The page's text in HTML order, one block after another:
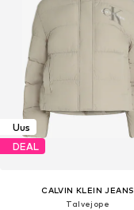
Uus
DEAL
CALVIN KLEIN JEANS
Talvejope